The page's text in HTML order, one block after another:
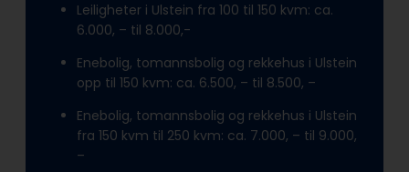
Leiligheter i Ulstein fra 100 til 150 kvm: ca.
6.000, – til 8.000,-
Enebolig, tomannsbolig og rekkehus i Ulstein
opp til 150 kvm: ca. 6.500, – til 8.500, –
Enebolig, tomannsbolig og rekkehus i Ulstein
fra 150 kvm til 250 kvm: ca. 7.000, – til 9.000,
–